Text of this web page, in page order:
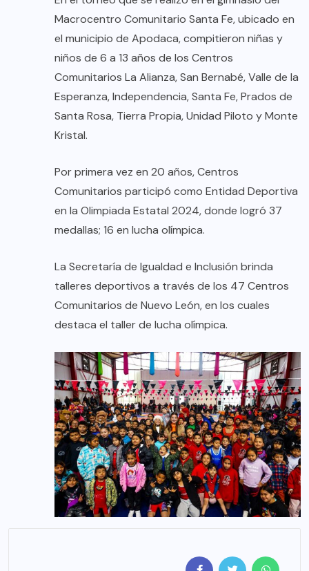
Macrocentro Comunitario Santa Fe, ubicado en
el municipio de Apodaca, compitieron niñas y
niños de 6 a 13 años de los Centros
Comunitarios La Alianza, San Bernabé, Valle de la
Esperanza, Independencia, Santa Fe, Prados de
Santa Rosa, Tierra Propia, Unidad Piloto y Monte
Kristal.
Por primera vez en 20 años, Centros
Comunitarios participó como Entidad Deportiva
en la Olimpiada Estatal 2024, donde logró 37
medallas; 16 en lucha olímpica.
La Secretaría de Igualdad e Inclusión brinda
talleres deportivos a través de los 47 Centros
Comunitarios de Nuevo León, en los cuales
destaca el taller de lucha olímpica.